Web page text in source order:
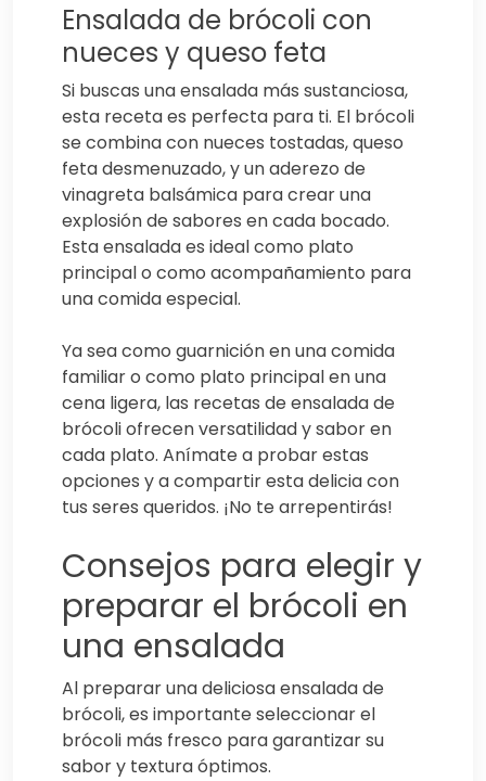
Ensalada de brócoli con
nueces y queso feta
Si buscas una ensalada más sustanciosa,
esta receta es perfecta para ti. El brócoli
se combina con nueces tostadas, queso
feta desmenuzado, y un aderezo de
vinagreta balsámica para crear una
explosión de sabores en cada bocado.
Esta ensalada es ideal como plato
principal o como acompañamiento para
una comida especial.
Ya sea como guarnición en una comida
familiar o como plato principal en una
cena ligera, las recetas de ensalada de
brócoli ofrecen versatilidad y sabor en
cada plato. Anímate a probar estas
opciones y a compartir esta delicia con
tus seres queridos. ¡No te arrepentirás!
Consejos para elegir y
preparar el brócoli en
una ensalada
Al preparar una deliciosa ensalada de
brócoli, es importante seleccionar el
brócoli más fresco para garantizar su
sabor y textura óptimos.